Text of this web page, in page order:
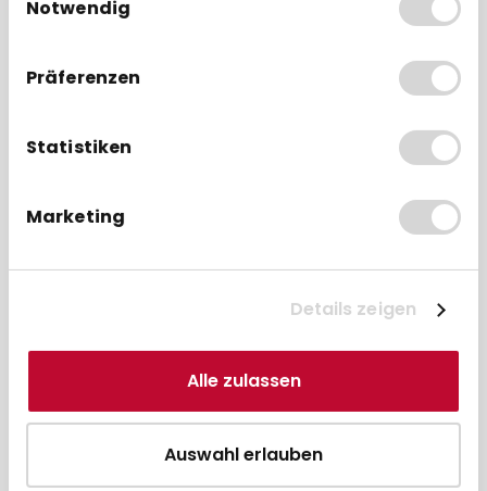
der Dienste gesammelt haben.
Notwendig
Präferenzen
Statistiken
Marketing
Details zeigen
Alle zulassen
Auswahl erlauben
Passende ClickSafe-
BUNDLE
SpacePole Schloss ClickSafe I -
Diebstahlsicherung